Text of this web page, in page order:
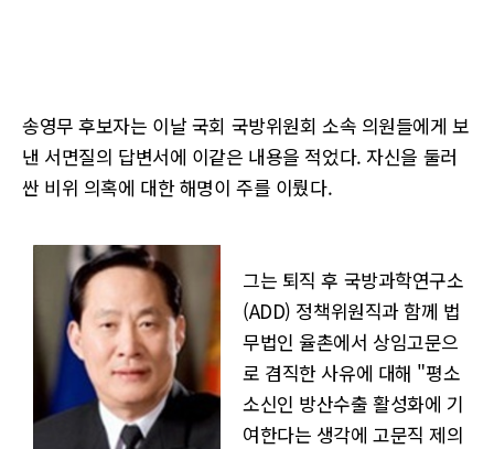
송영무 후보자는 이날 국회 국방위원회 소속 의원들에게 보
낸 서면질의 답변서에 이같은 내용을 적었다. 자신을 둘러
싼 비위 의혹에 대한 해명이 주를 이뤘다.
그는 퇴직 후 국방과학연구소
(ADD) 정책위원직과 함께 법
무법인 율촌에서 상임고문으
로 겸직한 사유에 대해 "평소
소신인 방산수출 활성화에 기
여한다는 생각에 고문직 제의